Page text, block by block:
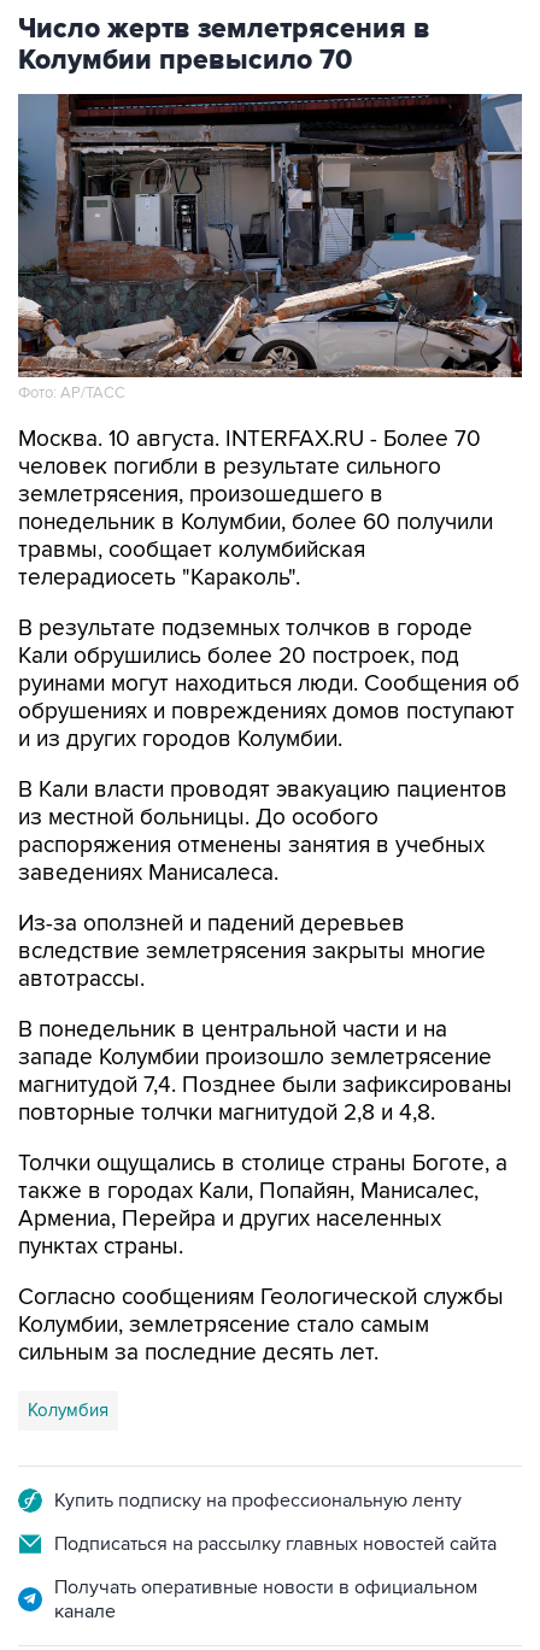
Число жертв землетрясения в
Колумбии превысило 70
Фото: АР/ТАСС
Москва. 10 августа. INTERFAX.RU - Более 70
человек погибли в результате сильного
землетрясения, произошедшего в
понедельник в Колумбии, более 60 получили
травмы, сообщает колумбийская
телерадиосеть "Караколь".
В результате подземных толчков в городе
Кали обрушились более 20 построек, под
руинами могут находиться люди. Сообщения об
обрушениях и повреждениях домов поступают
и из других городов Колумбии.
В Кали власти проводят эвакуацию пациентов
из местной больницы. До особого
распоряжения отменены занятия в учебных
заведениях Манисалеса.
Из-за оползней и падений деревьев
вследствие землетрясения закрыты многие
автотрассы.
В понедельник в центральной части и на
западе Колумбии произошло землетрясение
магнитудой 7,4. Позднее были зафиксированы
повторные толчки магнитудой 2,8 и 4,8.
Толчки ощущались в столице страны Боготе, а
также в городах Кали, Попайян, Манисалес,
Армениа, Перейра и других населенных
пунктах страны.
Согласно сообщениям Геологической службы
Колумбии, землетрясение стало самым
сильным за последние десять лет.
Колумбия
Купить подписку на профессиональную ленту
Подписаться на рассылку главных новостей сайта
Получать оперативные новости в официальном
канале